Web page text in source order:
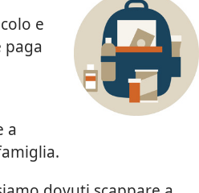
e
paga
a